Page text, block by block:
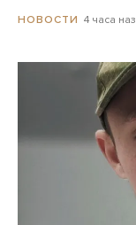
НОВОСТИ 4 часа